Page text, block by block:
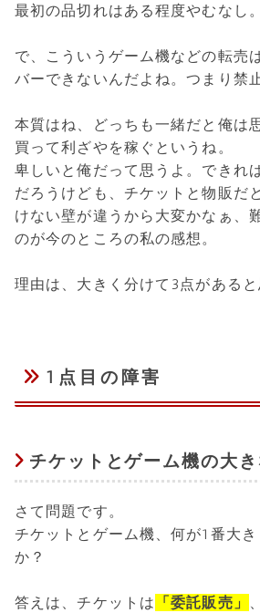
最初の品切れはある程度やむなし。
で、こういうゲーム機などの転売
バーできないんだよね。つまり禁
本質はね、どっちも一緒だと俺は
買って利ざやを稼ぐというね。
卑しいと俺だって思うよ。できれ
だろうけども、チケットと物販だ
けない壁が違うから大変かなぁ、
のが今のところの私の感想。
理由は、大きく分けて3点があると
1点目の障害
チケットとゲーム機の大
さて問題です。
チケットとゲーム機、何が1番大
か？
答えは、チケットは 「委託販売」